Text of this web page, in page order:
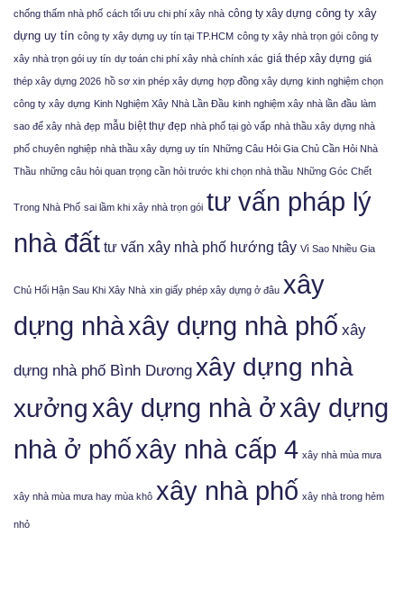
chống thấm nhà phố cách tối ưu chi phí xây nhà công ty xây dựng công ty xây
dựng uy tín công ty xây dựng uy tín tại TP.HCM công ty xây nhà trọn gói công ty
xây nhà trọn gói uy tín dự toán chi phí xây nhà chính xác giá thép xây dựng giá
thép xây dựng 2026 hồ sơ xin phép xây dựng hợp đồng xây dựng kinh nghiệm chọn
công ty xây dựng Kinh Nghiệm Xây Nhà Lần Đầu kinh nghiệm xây nhà lần đầu làm
sao để xây nhà đẹp mẫu biệt thự đẹp nhà phố tại gò vấp nhà thầu xây dựng nhà
phố chuyên nghiệp nhà thầu xây dựng uy tín Những Câu Hỏi Gia Chủ Cần Hỏi Nhà
Thầu những câu hỏi quan trọng cần hỏi trước khi chọn nhà thầu Những Góc Chết
Trong Nhà Phố sai lầm khi xây nhà trọn gói tư vấn pháp lý
nhà đất tư vấn xây nhà phố hướng tây Vì Sao Nhiều Gia
Chủ Hối Hận Sau Khi Xây Nhà xin giấy phép xây dựng ở đâu xây
dựng nhàxây dựng nhà phố xây
dựng nhà phố Bình Dương xây dựng nhà
xưởngxây dựng nhà ởxây dựng
nhà ở phốxây nhà cấp 4 xây nhà mùa mưa
xây nhà mùa mưa hay mùa khô xây nhà phố xây nhà trong hẻm
nhỏ